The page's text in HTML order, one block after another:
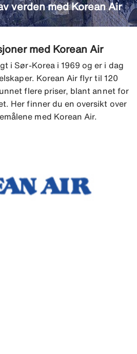
verden med Korean Air
med Korean Air
i Sør-Korea i 1969 og er i dag
Korean Air flyr til 120
flere priser, blant annet for
Her finner du en oversikt over
med Korean Air.